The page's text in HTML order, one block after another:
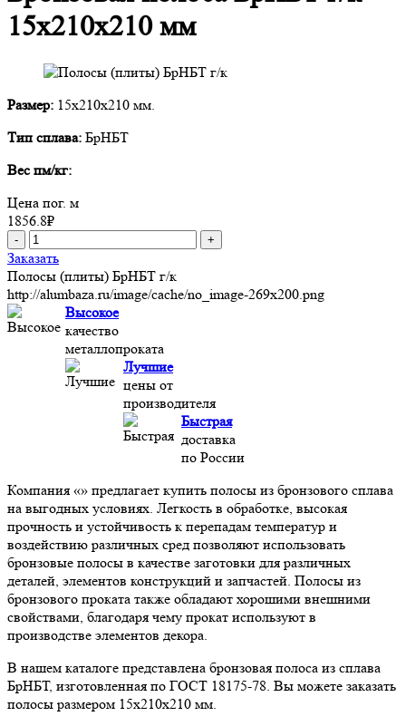
15x210x210 мм
Размер: 15x210x210 мм.
Тип сплава: БрНБТ
Вес пм/кг:
Цена пог. м
1856.8₽
- +
Заказать
Полосы (плиты) БрНБТ г/к
http://alumbaza.ru/image/cache/no_image-269x200.png
Высокое
качество
металлопроката
Лучшие
цены от
производителя
Быстрая
доставка
по России
Компания «» предлагает купить полосы из бронзового сплава
на выгодных условиях. Легкость в обработке, высокая
прочность и устойчивость к перепадам температур и
воздействию различных сред позволяют использовать
бронзовые полосы в качестве заготовки для различных
деталей, элементов конструкций и запчастей. Полосы из
бронзового проката также обладают хорошими внешними
свойствами, благодаря чему прокат используют в
производстве элементов декора.
В нашем каталоге представлена бронзовая полоса из сплава
БрНБТ, изготовленная по ГОСТ 18175-78. Вы можете заказать
полосы размером 15x210x210 мм.